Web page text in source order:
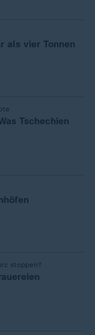
als vier Tonnen
Tschechien
stoppen?